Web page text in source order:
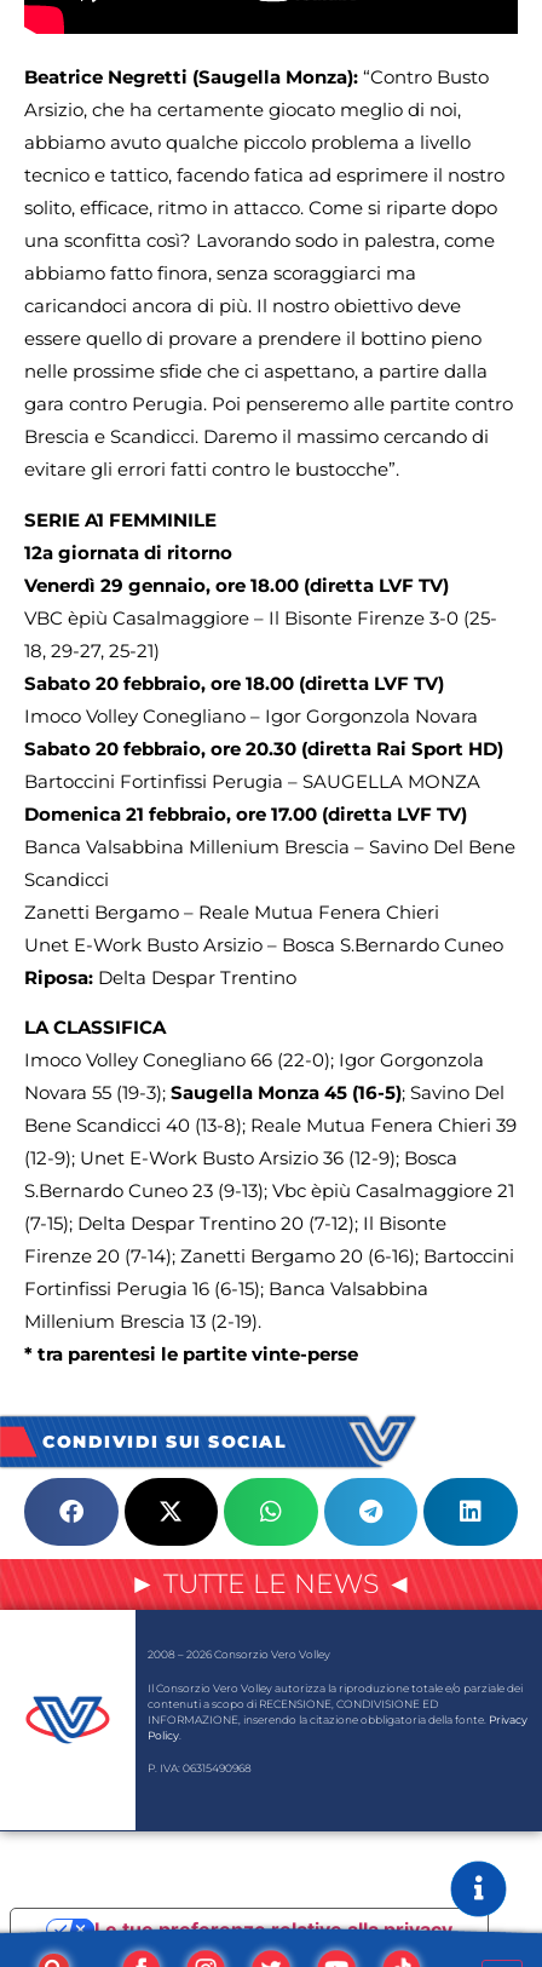
Beatrice Negretti (Saugella Monza): “Contro Busto
Arsizio, che ha certamente giocato meglio di noi,
abbiamo avuto qualche piccolo problema a livello
tecnico e tattico, facendo fatica ad esprimere il nostro
solito, efficace, ritmo in attacco. Come si riparte dopo
una sconfitta così? Lavorando sodo in palestra, come
abbiamo fatto finora, senza scoraggiarci ma
caricandoci ancora di più. Il nostro obiettivo deve
essere quello di provare a prendere il bottino pieno
nelle prossime sfide che ci aspettano, a partire dalla
gara contro Perugia. Poi penseremo alle partite contro
Brescia e Scandicci. Daremo il massimo cercando di
evitare gli errori fatti contro le bustocche”.
SERIE A1 FEMMINILE
12a giornata di ritorno
Venerdì 29 gennaio, ore 18.00 (diretta LVF TV)
VBC èpiù Casalmaggiore – Il Bisonte Firenze 3-0 (25-
18, 29-27, 25-21)
Sabato 20 febbraio, ore 18.00 (diretta LVF TV)
Imoco Volley Conegliano – Igor Gorgonzola Novara
Sabato 20 febbraio, ore 20.30 (diretta Rai Sport HD)
Bartoccini Fortinfissi Perugia – SAUGELLA MONZA
Domenica 21 febbraio, ore 17.00 (diretta LVF TV)
Banca Valsabbina Millenium Brescia – Savino Del Bene
Scandicci
Zanetti Bergamo – Reale Mutua Fenera Chieri
Unet E-Work Busto Arsizio – Bosca S.Bernardo Cuneo
Riposa: Delta Despar Trentino
LA CLASSIFICA
Imoco Volley Conegliano 66 (22-0); Igor Gorgonzola
Novara 55 (19-3); Saugella Monza 45 (16-5); Savino Del
Bene Scandicci 40 (13-8); Reale Mutua Fenera Chieri 39
(12-9); Unet E-Work Busto Arsizio 36 (12-9); Bosca
S.Bernardo Cuneo 23 (9-13); Vbc èpiù Casalmaggiore 21
(7-15); Delta Despar Trentino 20 (7-12); Il Bisonte
Firenze 20 (7-14); Zanetti Bergamo 20 (6-16); Bartoccini
Fortinfissi Perugia 16 (6-15); Banca Valsabbina
Millenium Brescia 13 (2-19).
* tra parentesi le partite vinte-perse
CONDIVIDI SUI SOCIAL
► TUTTE LE NEWS ◄
2008 – 2026 Consorzio Vero Volley
Il Consorzio Vero Volley autorizza la riproduzione totale e/o parziale dei
contenuti a scopo di RECENSIONE, CONDIVISIONE ED
INFORMAZIONE, inserendo la citazione obbligatoria della fonte. Privacy
Policy
P. IVA: 06315490968
Le tue preferenze relative alla privacy